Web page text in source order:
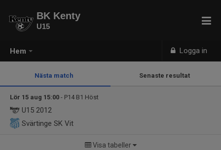
Hem Logga in
BK Kenty
U15
Nästa match Senaste resultat
Lör 15 aug 15:00 - P14 B1 Höst
U15 2012
Svärtinge SK Vit
Visa tabeller